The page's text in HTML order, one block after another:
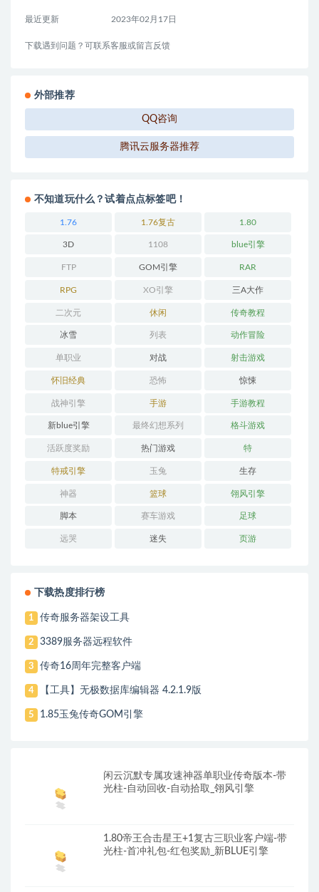
最近更新 2023年02月17日
下载遇到问题？可联系客服或留言反馈
外部推荐
QQ咨询
腾讯云服务器推荐
不知道玩什么？试着点点标签吧！
1.76 1.76复古 1.80
3D 1108 blue引擎
FTP GOM引擎 RAR
RPG XO引擎 三A大作
二次元 休闲 传奇教程
冰雪 列表 动作冒险
单职业 对战 射击游戏
怀旧经典 恐怖 惊悚
战神引擎 手游 手游教程
新blue引擎 最终幻想系列 格斗游戏
活跃度奖励 热门游戏 特
特戒引擎 玉兔 生存
神器 篮球 翎风引擎
脚本 赛车游戏 足球
远哭 迷失 页游
下载热度排行榜
1 传奇服务器架设工具
2 3389服务器远程软件
3 传奇16周年完整客户端
4 【工具】无极数据库编辑器 4.2.1.9版
5 1.85玉兔传奇GOM引擎
闲云沉默专属攻速神器单职业传奇版本-带
光柱-自动回收-自动拾取_翎风引擎
1.80帝王合击星王+1复古三职业客户端-带
光柱-首冲礼包-红包奖励_新BLUE引擎